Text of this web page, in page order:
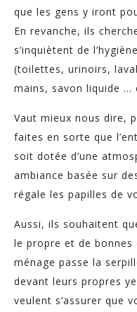
que les gens y iront
En revanche, ils
s’inquiètent de
(toilettes, urinoirs,
mains, savon liquide …
Vaut mieux nous dire,
faites en sorte que
soit dotée d’une
ambiance basée sur
régale les papilles de
Aussi, ils souhaitent
le propre et de bonnes
ménage passe la
devant leurs propres
veulent s’assurer que